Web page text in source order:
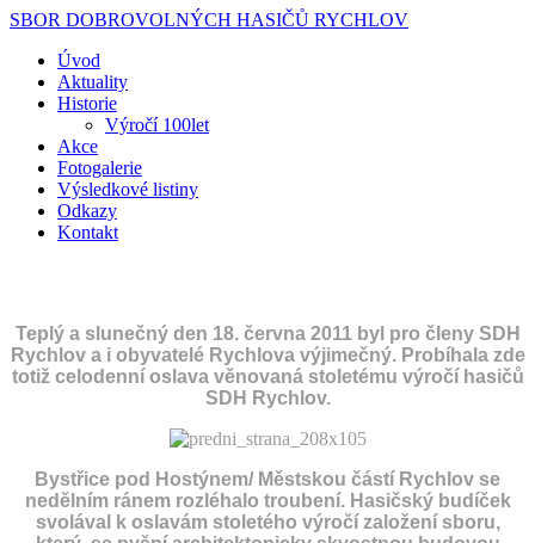
SBOR DOBROVOLNÝCH HASIČŮ RYCHLOV
Úvod
Aktuality
Historie
Výročí 100let
Akce
Fotogalerie
Výsledkové listiny
Odkazy
Kontakt
Teplý a sl unečný den 18. června 2011 byl pro členy SDH
Rychlov a i obyvatelé Rychlova výjimečný. Probíhala zde
totiž celodenní oslava věnovaná stoletému výročí hasičů
SDH Rychlov.
Bystřice pod Hostýnem/ Městskou částí Rychlov se
nedělním ránem rozléhalo troubení. Hasičský budíček
svolával k oslavám stoletého výročí založení sboru,